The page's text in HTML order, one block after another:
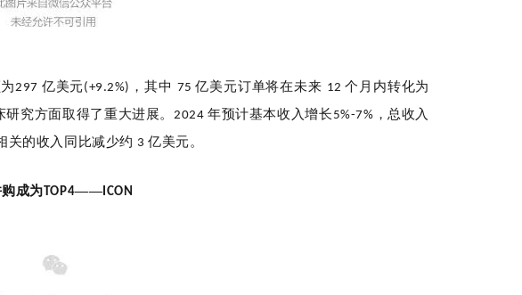
297 亿美元(+9.2%) ，其中 75亿美元订单将在未来 12个月内转化为
究方面取得了重大进展。 2024 年预计基本收入增长 5%-7% ，总收入
关的收入同比减少约 3亿美元。
成为TOP4——ICON